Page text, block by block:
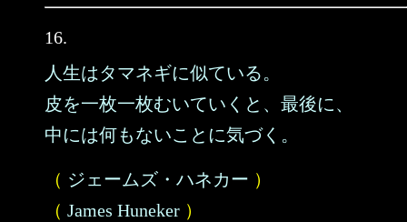
16.
人生はタマネギに似ている。
皮を一枚一枚むいていくと、最後に、
中には何もないことに気づく。
（ ジェームズ・ハネカー ）
（ James Huneker ）